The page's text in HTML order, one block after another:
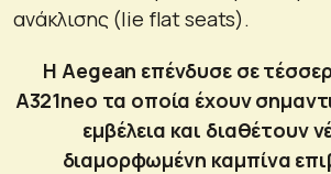
ανάκλισης (lie flat seats).
H Aegean επένδυσε σε
A321neo τα οποία έχουν
εμβέλεια και διαθέτουν
διαμορφωμένη καμπίνα